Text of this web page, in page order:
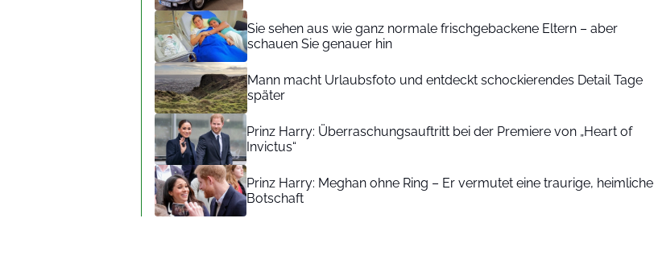
Sie sehen aus wie ganz normale frischgebackene Eltern – aber
schauen Sie genauer hin
Mann macht Urlaubsfoto und entdeckt schockierendes Detail Tage
später
Prinz Harry: Überraschungsauftritt bei der Premiere von „Heart of
Invictus“
Prinz Harry: Meghan ohne Ring – Er vermutet eine traurige, heimliche
Botschaft